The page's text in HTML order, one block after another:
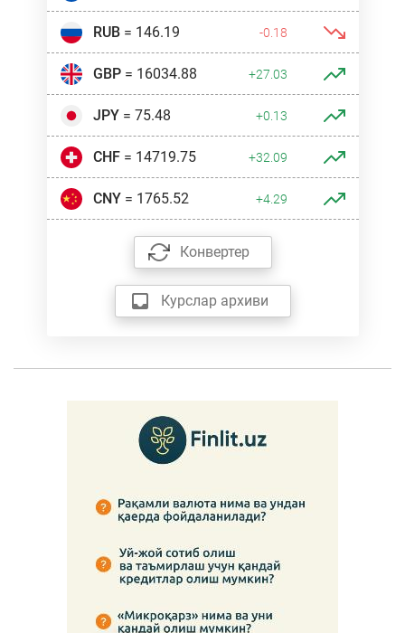
RUB= 146.19 -0.18
GBP= 16034.88 +27.03
JPY= 75.48 +0.13
CHF= 14719.75 +32.09
CNY= 1765.52 +4.29
Конвертер
Курслар архиви